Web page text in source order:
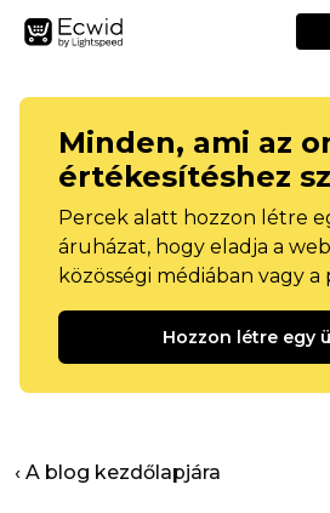
Minden, ami az
értékesítéshez
Percek alatt hozzon létre
áruházat, hogy eladja a
közösségi médiában vagy a
Hozzon létre egy
‹ A blog kezdőlapjára